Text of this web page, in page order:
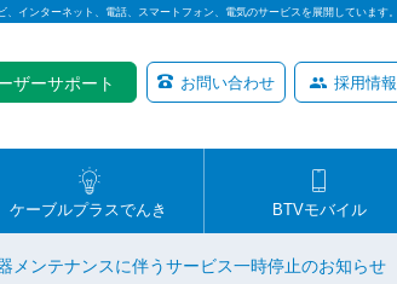
インターネット、電話、スマートフォン、電気のサービスを展開しています。
ザーサポート お問い合わせ 採用情報
ケーブルプラスでんき BTVモバイル
メンテナンスに伴うサービス一時停止のお知らせ